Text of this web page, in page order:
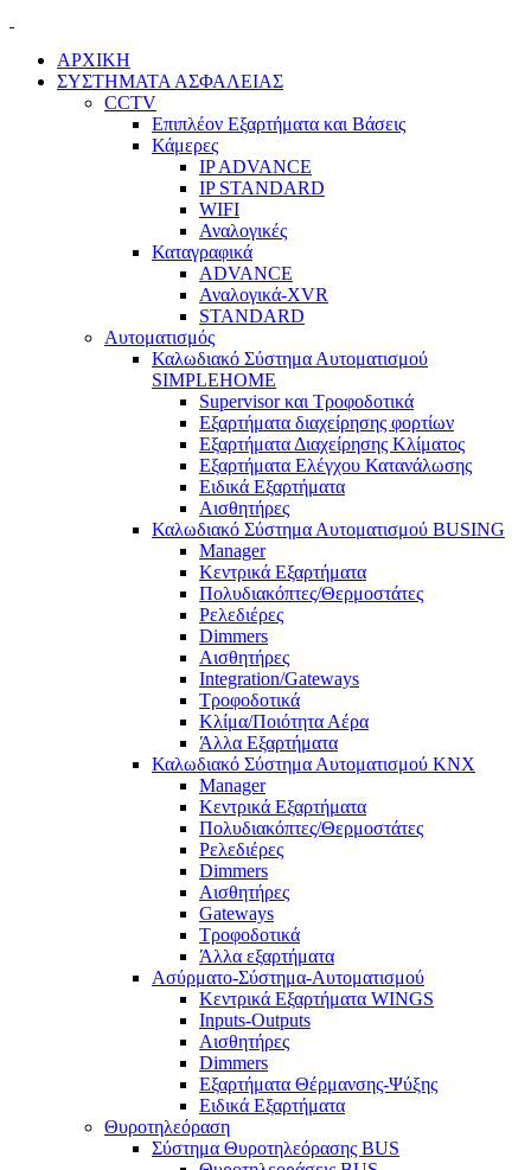
ΑΡΧΙΚΗ
ΣΥΣΤΗΜΑΤΑ ΑΣΦΑΛΕΙΑΣ
CCTV
Επιπλέον Εξαρτήματα και Βάσεις
Κάμερες
IP ADVANCE
IP STANDARD
WIFI
Αναλογικές
Καταγραφικά
ADVANCE
Αναλογικά-XVR
STANDARD
Αυτοματισμός
Καλωδιακό Σύστημα Αυτοματισμού
SIMPLEHOME
Supervisor και Τροφοδοτικά
Εξαρτήματα διαχείρησης φορτίων
Εξαρτήματα Διαχείρησης Κλίματος
Εξαρτήματα Ελέγχου Κατανάλωσης
Ειδικά Εξαρτήματα
Αισθητήρες
Καλωδιακό Σύστημα Αυτοματισμού BUSING
Manager
Κεντρικά Εξαρτήματα
Πολυδιακόπτες/Θερμοστάτες
Ρελεδιέρες
Dimmers
Αισθητήρες
Integration/Gateways
Τροφοδοτικά
Κλίμα/Ποιότητα Αέρα
Άλλα Εξαρτήματα
Καλωδιακό Σύστημα Αυτοματισμού KNX
Manager
Κεντρικά Εξαρτήματα
Πολυδιακόπτες/Θερμοστάτες
Ρελεδιέρες
Dimmers
Αισθητήρες
Gateways
Τροφοδοτικά
Άλλα εξαρτήματα
Ασύρματο-Σύστημα-Αυτοματισμού
Κεντρικά Εξαρτήματα WINGS
Inputs-Outputs
Αισθητήρες
Dimmers
Εξαρτήματα Θέρμανσης-Ψύξης
Ειδικά Εξαρτήματα
Θυροτηλεόραση
Σύστημα Θυροτηλεόρασης BUS